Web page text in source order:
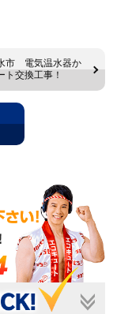
市 電気温水器か
ト交換工事！